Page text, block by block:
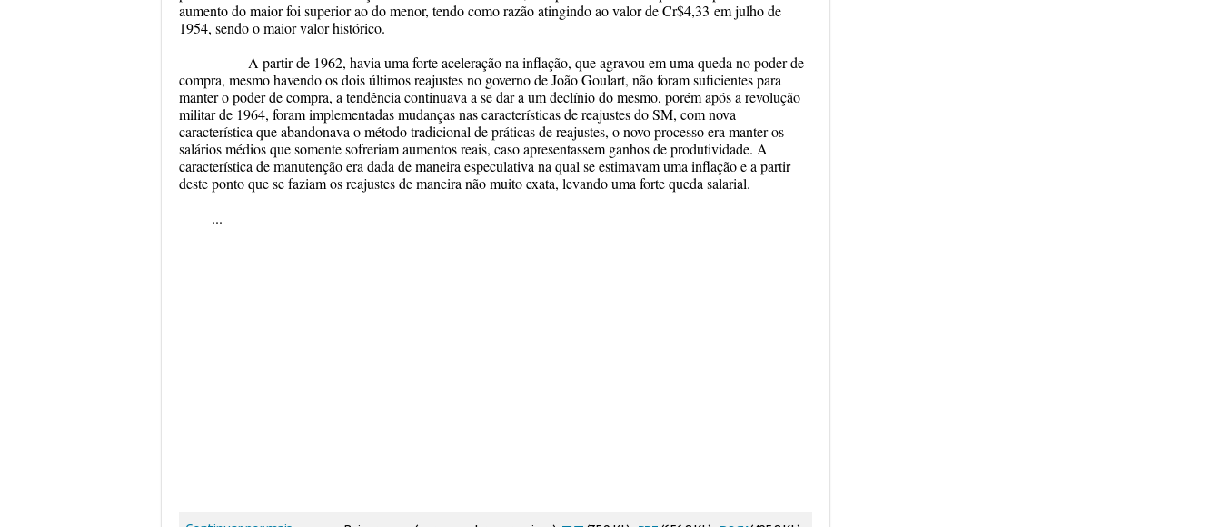
aumento do maior foi superior ao do menor, tendo como razão atingindo ao valor deCr$4,33 em julho de
1954, sendo o maior valor histórico.
A partir de 1962, havia uma forte aceleração na inflação, que agravou em uma queda no poder de
compra, mesmo havendo os dois últimos reajustes no governo de João Goulart, não foram suficientes para
manter o poder de compra, a tendência continuava a se dar a um declínio do mesmo, porém após a revolução
militar de 1964, foram implementadas mudanças nas características de reajustes do SM, com nova
característica que abandonava o método tradicional de práticas de reajustes, o novo processo era manter os
salários médios que somente sofreriam aumentos reais, caso apresentassem ganhos de produtividade. A
característica de manutenção era dada de maneira especulativa na qual se estimavam uma inflação e a partir
deste ponto que se faziam os reajustes de maneira não muito exata, levando uma forte queda salarial.
...